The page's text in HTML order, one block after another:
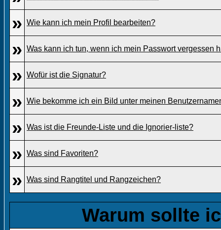
» Wie kann ich mein Profil bearbeiten?
» Was kann ich tun, wenn ich mein Passwort vergessen
» Wofür ist die Signatur?
» Wie bekomme ich ein Bild unter meinen
» Was ist die Freunde-Liste und die Ignorier-liste?
» Was sind Favoriten?
» Was sind Rangtitel und Rangzeichen?
Warum sollte